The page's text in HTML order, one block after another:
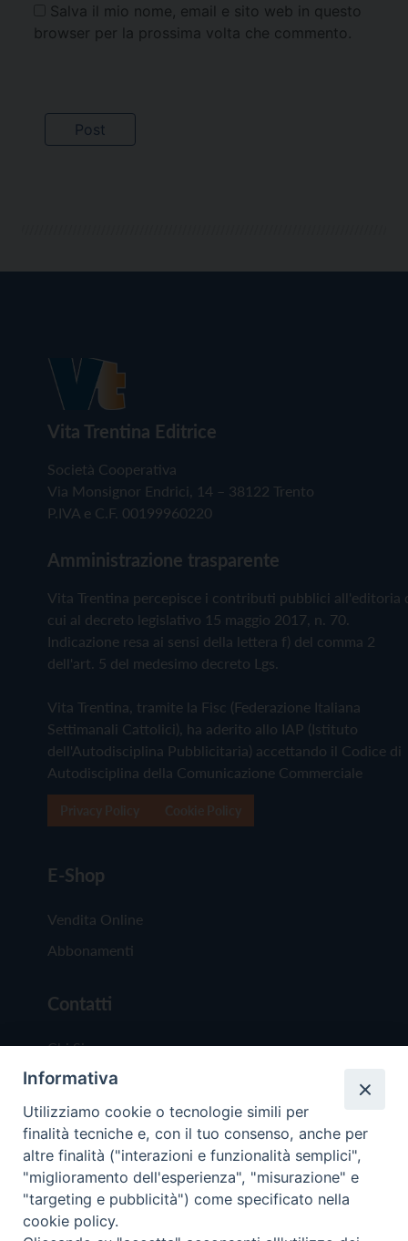
Salva il mio nome, email e sito web in questo
browser per la prossima volta che commento.
Vita Trentina Editrice
Società Cooperativa
Via Monsignor Endrici, 14 – 38122 Trento
P.IVA e C.F. 00199960220
Amministrazione trasparente
Vita Trentina percepisce i contributi pubblici all'editoria
cui al decreto legislativo 15 maggio 2017, n. 70.
Indicazione resa ai sensi della lettera f) del comma 2
dell'art. 5 del medesimo decreto Lgs.
Vita Trentina, tramite la Fisc (Federazione Italiana
Settimanali Cattolici), ha aderito allo IAP (Istituto
dell'Autodisciplina Pubblicitaria) accettando il Codice di
Autodisciplina della Comunicazione Commerciale
E-Shop
Vendita Online
Abbonamenti
Contatti
Chi Siamo
Redazione
Scrivici
Copyright © 2019 - Tutti i diritti riservati - Vita
Informativa
Utilizziamo cookie o tecnologie simili per
finalità tecniche e, con il tuo consenso, anche per
altre finalità ("interazioni e funzionalità semplici",
"miglioramento dell'esperienza", "misurazione" e
"targeting e pubblicità") come specificato nella
cookie policy.